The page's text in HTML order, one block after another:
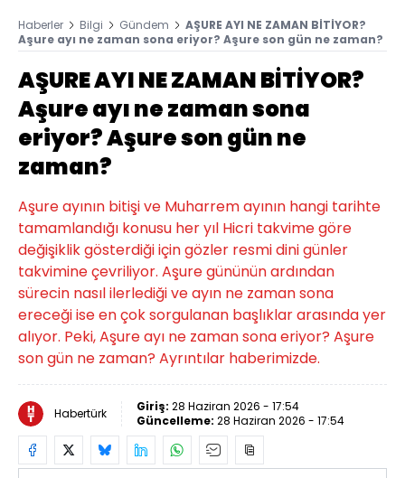
Haberler Bilgi Gündem
AŞURE AYI NE ZAMAN BİTİYOR?
Aşure ayı ne zaman sona eriyor? Aşure son gün ne zaman?
AŞURE AYI NE ZAMAN BİTİYOR?
Aşure ayı ne zaman sona
eriyor? Aşure son gün ne
zaman?
Aşure ayının bitişi ve Muharrem ayının hangi tarihte
tamamlandığı konusu her yıl Hicri takvime göre
değişiklik gösterdiği için gözler resmi dini günler
takvimine çevriliyor. Aşure gününün ardından
sürecin nasıl ilerlediği ve ayın ne zaman sona
ereceği ise en çok sorgulanan başlıklar arasında yer
alıyor. Peki, Aşure ayı ne zaman sona eriyor? Aşure
son gün ne zaman? Ayrıntılar haberimizde.
Habertürk Giriş: 28 Haziran 2026 - 17:54
Güncelleme: 28 Haziran 2026 - 17:54